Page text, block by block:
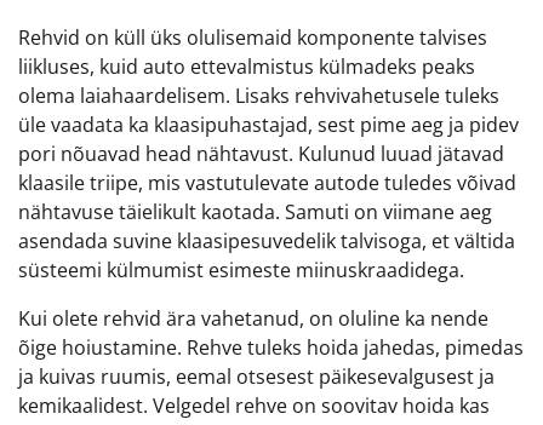
Rehvid on küll üks olulisemaid komponente talvises
liikluses, kuid auto ettevalmistus külmadeks peaks
olema laiahaardelisem. Lisaks rehvivahetusele tuleks
üle vaadata ka klaasipuhastajad, sest pime aeg ja pidev
pori nõuavad head nähtavust. Kulunud luuad jätavad
klaasile triipe, mis vastutulevate autode tuledes võivad
nähtavuse täielikult kaotada. Samuti on viimane aeg
asendada suvine klaasipesuvedelik talvisoga, et vältida
süsteemi külmumist esimeste miinuskraadidega.
Kui olete rehvid ära vahetanud, on oluline ka nende
õige hoiustamine. Rehve tuleks hoida jahedas, pimedas
ja kuivas ruumis, eemal otsesest päikesevalgusest ja
kemikaalidest. Velgedel rehve on soovitav hoida kas